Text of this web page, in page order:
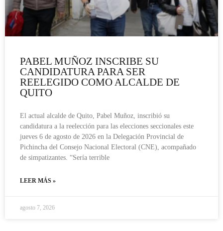
PABEL MUÑOZ INSCRIBE SU
CANDIDATURA PARA SER
REELEGIDO COMO ALCALDE DE
QUITO
El actual alcalde de Quito, Pabel Muñoz, inscribió su
candidatura a la reelección para las elecciones seccionales este
jueves 6 de agosto de 2026 en la Delegación Provincial de
Pichincha del Consejo Nacional Electoral (CNE), acompañado
de simpatizantes. “Sería terrible
LEER MÁS »
agosto 7, 2026